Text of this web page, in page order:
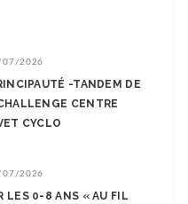
2026
-TANDEM DE
CENTRE
CYCLO
2026
LES 0-8 ANS « AU FIL